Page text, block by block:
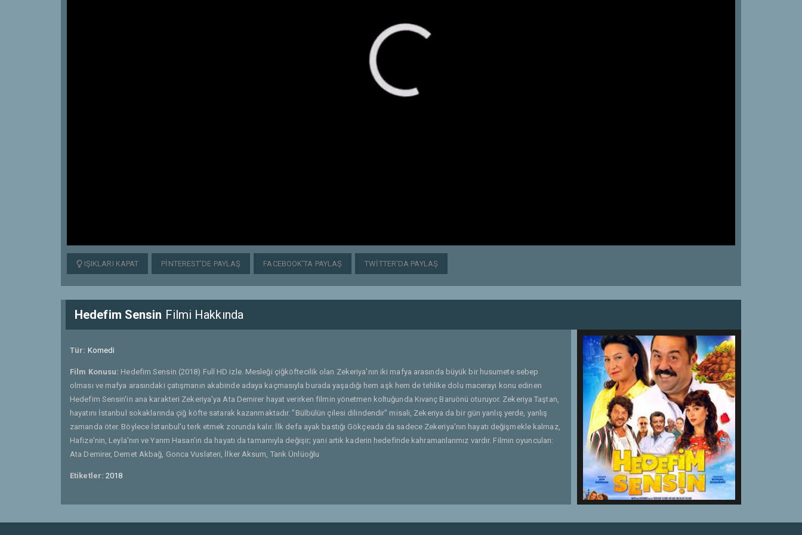
IŞIKLARI KAPAT PINTEREST'DE PAYLAŞ FACEBOOK'TA PAYLAŞ TWITTER'DA PAYLAŞ
Hedefim Sensin Filmi Hakkında
Tür: Komedi
Film Konusu: Hedefim Sensin (2018) Full HD izle. Mesleği çiğköftecilik olan Zekeriya'nın iki mafya arasında büyük bir husumete sebep
olması ve mafya arasındaki çatışmanın akabinde adaya kaçmasıyla burada yaşadığı hem aşk hem de tehlike dolu macerayı konu edinen
Hedefim Sensin'in ana karakteri Zekeriya'ya Ata Demirer hayat verirken filmin yönetmen koltuğunda Kıvanç Baruönü oturuyor. Zekeriya Taştan,
hayatını İstanbul sokaklarında çiğ köfte satarak kazanmaktadır. "Bülbülün çilesi dilindendir" misali, Zekeriya da bir gün yanlış yerde, yanlış
zamanda öter. Böylece İstanbul'u terk etmek zorunda kalır. İlk defa ayak bastığı Gökçeada da sadece Zekeriya'nın hayatı değişmekle kalmaz,
Hafize'nin, Leyla'nın ve Yarım Hasan'ın da hayatı da tamamıyla değişir; yani artık kaderin hedefinde kahramanlarımız vardır. Filmin oyuncuları:
Ata Demirer, Demet Akbağ, Gonca Vuslateri, İlker Aksum, Tarık Ünlüoğlu
Etiketler:2018